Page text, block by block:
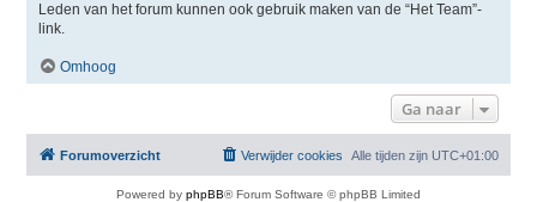
Leden van het forum kunnen ook gebruik maken van de “Het Team”-
link.
Omhoog
Ga naar
Forumoverzicht Alle tijden zijn UTC+01:00
Verwijder cookies
Powered by phpBB® Forum Software © phpBB Limited